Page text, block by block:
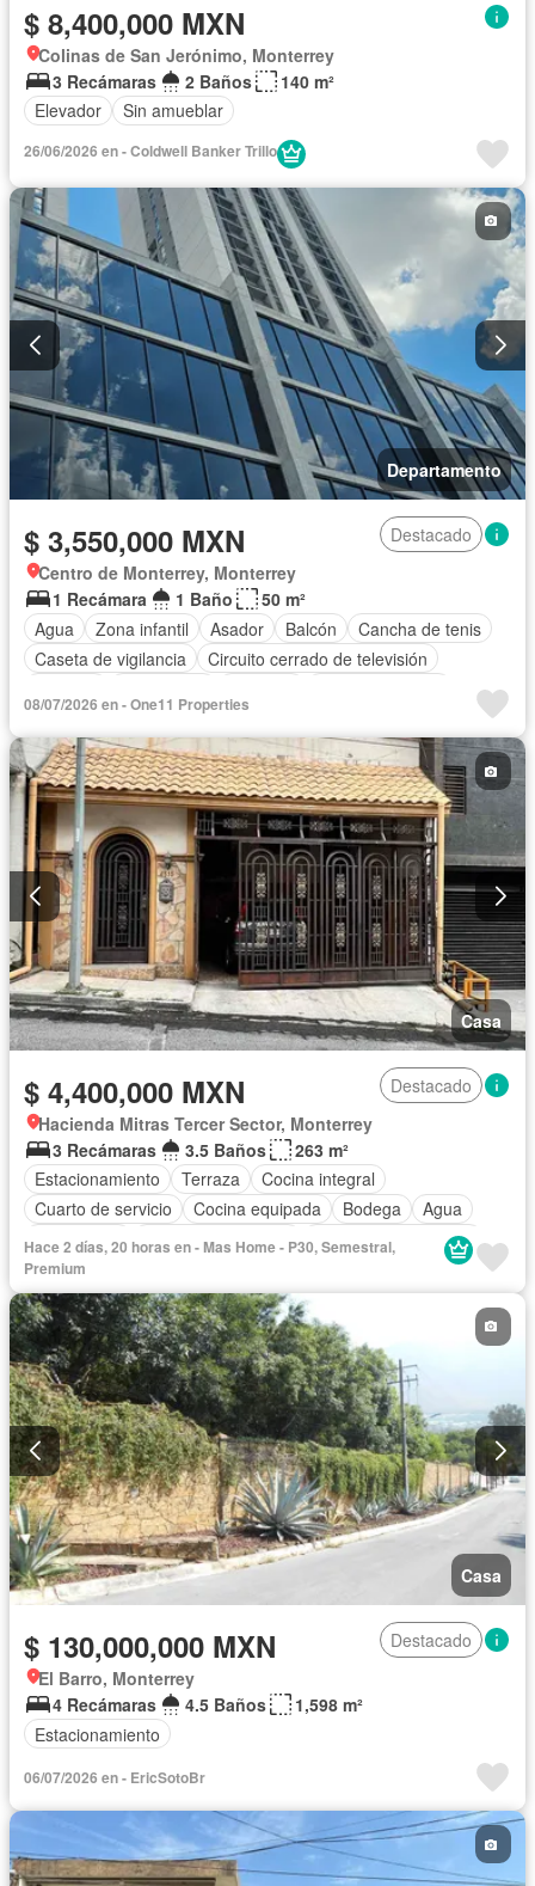
$ 8,400,000 MXN
Colinas de San Jerónimo, Monterrey
3 Recámaras
2 Baños
140 m²
Elevador
Sin amueblar
26/06/2026 en - Coldwell Banker Trillo
Departamento
$ 3,550,000 MXN
Destacado
Centro de Monterrey, Monterrey
1 Recámara
1 Baño
50 m²
Agua
Zona infantil Asador Balcón
Cancha de tenis
Caseta de vigilancia
Circuito cerrado de televisión
Gas natural
Gimnasio Internet
Sala polivalente
Seguridad Terraza
Vista panorámica
Wifi
Sin amueblar
08/07/2026 en - One11 Properties
Casa
$ 4,400,000 MXN
Destacado
Hacienda Mitras Tercer Sector, Monterrey
3 Recámaras
3.5 Baños
263 m²
Estacionamiento
Terraza
Cocina integral
Cuarto de servicio
Cocina equipada Bodega
Agua
Electricidad
Cuarto de Limpieza
Recámara con closet
Parcialmente amueblado
Hace 2 días, 20 horas en - Mas Home - P30, Semestral,
Premium
Casa
$ 130,000,000 MXN
Destacado
El Barro, Monterrey
4 Recámaras
4.5 Baños
1,598 m²
Estacionamiento
06/07/2026 en - EricSotoBr